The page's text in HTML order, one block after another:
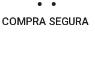
COMPRA SEGURA